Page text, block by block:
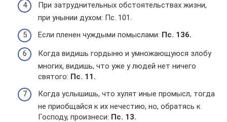
При затруднительных обстоятельствах жизни,
при унынии духом: Пс. 101.
Если пленен чуждыми помыслами: Пс. 136.
Когда видишь гордыню и умножающуюся злобу
многих, видишь, что уже у людей нет ничего
святого: Пс. 11.
Когда услышишь, что хулят иные промысл, тогда
не приобщайся к их нечестию, но, обратясь к
Господу, произнеси: Пс. 13.